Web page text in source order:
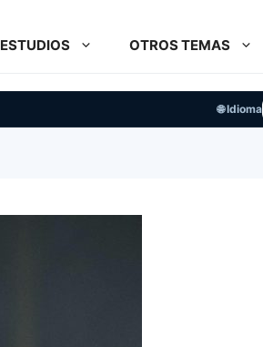
ESTUDIOS OTROS TEMAS
🌐 Idioma